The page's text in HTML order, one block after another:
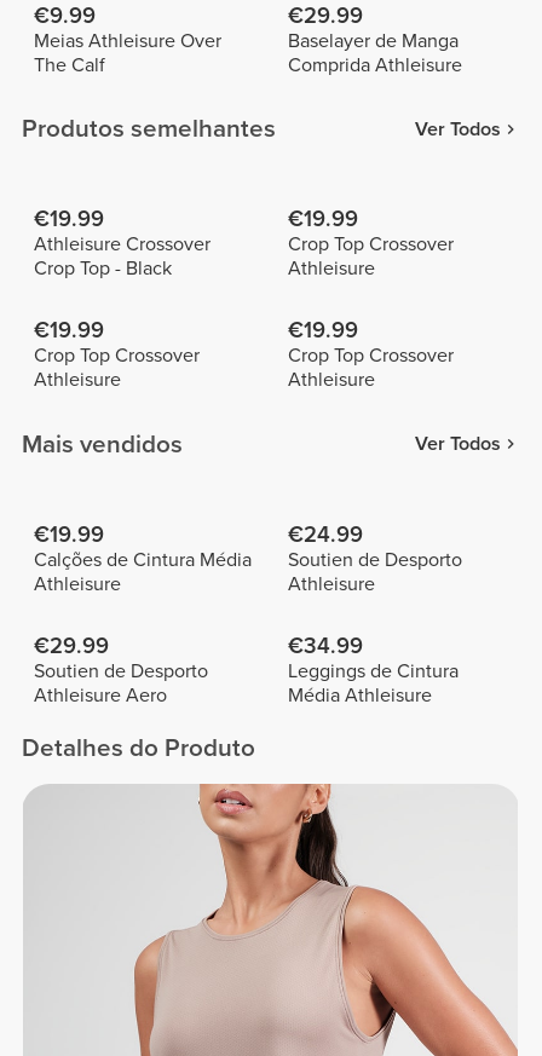
€9.99
Meias Athleisure Over
The Calf
€29.99
Baselayer de Manga
Comprida Athleisure
Produtos semelhantes Ver Todos
€19.99
Athleisure Crossover
Crop Top - Black
€19.99
Crop Top Crossover
Athleisure
€19.99
Crop Top Crossover
Athleisure
€19.99
Crop Top Crossover
Athleisure
Mais vendidos Ver Todos
€19.99
Calções de Cintura Média
Athleisure
€24.99
Soutien de Desporto
Athleisure
€29.99
Soutien de Desporto
Athleisure Aero
€34.99
Leggings de Cintura
Média Athleisure
Detalhes do Produto